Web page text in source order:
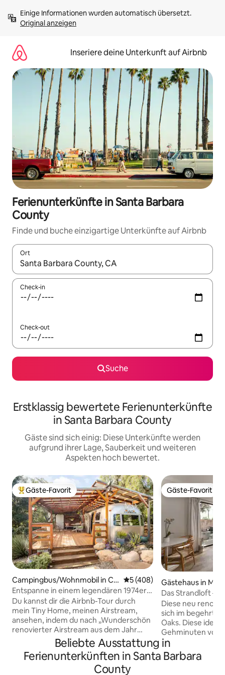
Inhalten
springenOriginal anzeigen
Inseriere deine Unterkunft auf Airbnb
Ferienunterkünfte in Santa Barbara
County
Finde und buche einzigartige Unterkünfte auf Airbnb
Ort
Wenn Ergebnisse verfügbar sind, navigiere mit den
Check-in
Check-out
Suche
Erstklassig bewertete Ferienunterkünfte
in Santa Barbara County
Gäste sind sich einig: Diese Unterkünfte werden
aufgrund ihrer Lage, Sauberkeit und weiteren
Aspekten hoch bewertet.
Beliebter Gäste-Favorit.
Gäste-Favorit
Campingbus/Wohnmobil in Ca
rpinteria
Durchschnittliche
5 (408)
Entspanne in einem legendären 1974er
Airstream auf einer Bio-Ranch
Du kannst dir die Airbnb-Tour durch
mein Tiny Home, meinen Airstream,
ansehen, indem du nach „Wunderschön
renovierter Airstream aus dem Jahr
1974“ suchst. Unter den 40 besten
Airbnbs in Südkalifornien laut Condé
Nast Traveller! Dein eigener privater
Gäste-Favorit
Gäste-Favorit
Gästehaus in
Das Strandloft –
begehbar!
Diese neu
sich im
Oaks. Diese
Gehminuten von
in Montecito
Road, das
Butterfly Beach. Diese Unterkunft
Beliebte Ausstattung in
Ferienunterkünften in Santa Barbara
County